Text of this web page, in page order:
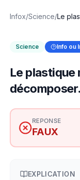
Infox/Science/Le
Science Info ou
Le plastique
décomposer.
REPONSE
FAUX
EXPLICATION